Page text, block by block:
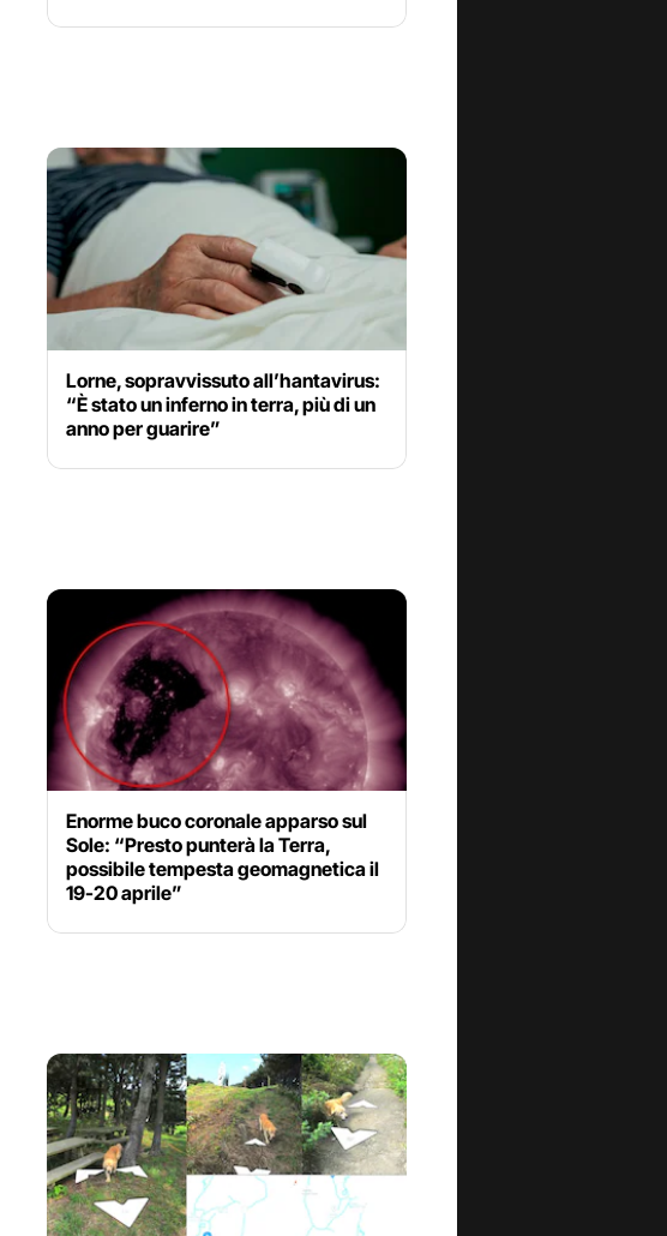
Lorne, sopravvissuto all’hantavirus:
“È stato un inferno in terra, più di un
anno per guarire”
Enorme buco coronale apparso sul
Sole: “Presto punterà la Terra,
possibile tempesta geomagnetica il
19-20 aprile”